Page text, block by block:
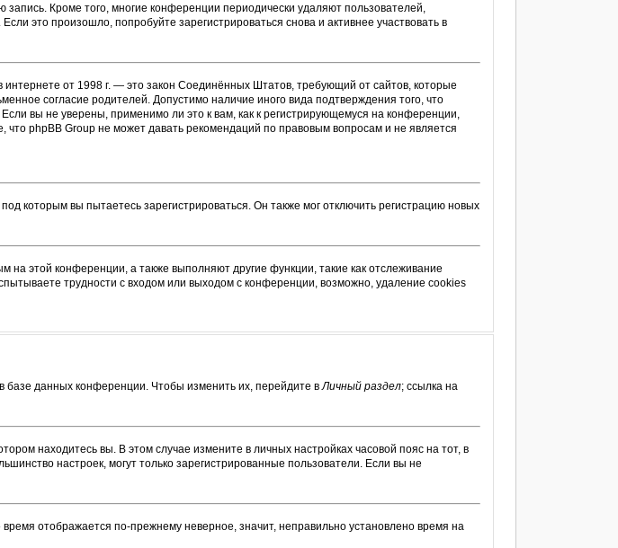
Кроме того, многие конференции периодически удаляют пользователей,
это произошло, попробуйте зарегистрироваться снова и активнее участвовать в
от 1998 г. — это закон Соединённых Штатов, требующий от сайтов, которые
согласие родителей. Допустимо наличие иного вида подтверждения того, что
вы не уверены, применимо ли это к вам, как к регистрирующемуся на конференции,
phpBB Group не может давать рекомендаций по правовым вопросам и не является
которым вы пытаетесь зарегистрироваться. Он также мог отключить регистрацию новых
этой конференции, а также выполняют другие функции, такие как отслеживание
трудности с входом или выходом с конференции, возможно, удаление cookies
базе данных конференции. Чтобы изменить их, перейдите вЛичный раздел; ссылка на
находитесь вы. В этом случае измените в личных настройках часовой пояс на тот, в
настроек, могут только зарегистрированные пользователи. Если вы не
отображается по-прежнему неверное, значит, неправильно установлено время на